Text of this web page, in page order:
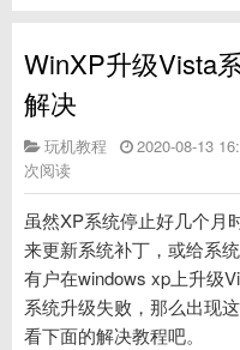
WinXP升级Vista
解决
玩机教程 2020-08-13
次阅读
虽然XP系统停止好几个月
来更新系统补丁，或给系
有户在windows xp上升级
系统升级失败，那么出现
看下面的解决教程吧。